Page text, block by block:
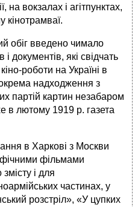
на вокзалах і агітпунктах,
кінотрамваї.
обіг введено чимало
документів, які свідчать
роботи на Україні в
надходження з
партій картин незабаром
в лютому 1919 р. газета
в Харкові з Москви
фільмами
і для
частинах, у
розстріл», «У цупких